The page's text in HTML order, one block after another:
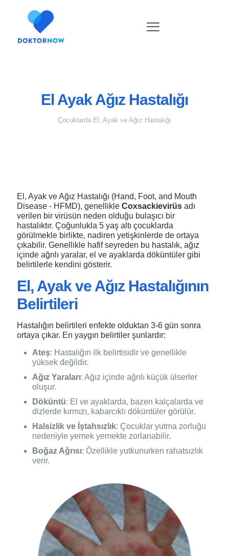
El Ayak Ağız Hastalığı
Çocuklarda El, Ayak ve Ağız Hastalığı
El, Ayak ve Ağız Hastalığı (Hand, Foot, and Mouth
Disease - HFMD), genellikle Coxsackievirüs adı
verilen bir virüsün neden olduğu bulaşıcı bir
hastalıktır. Çoğunlukla 5 yaş altı çocuklarda
görülmekle birlikte, nadiren yetişkinlerde de ortaya
çıkabilir. Genellikle hafif seyreden bu hastalık, ağız
içinde ağrılı yaralar, el ve ayaklarda döküntüler gibi
belirtilerle kendini gösterir.
El, Ayak ve Ağız Hastalığının
Belirtileri
Hastalığın belirtileri enfekte olduktan 3-6 gün sonra
ortaya çıkar. En yaygın belirtiler şunlardır:
Ateş: Hastalığın ilk belirtisidir ve genellikle
yüksek değildir.
Ağız Yaraları: Ağız içinde ağrılı küçük ülserler
oluşur.
Döküntü: El ve ayaklarda, bazen kalçalarda ve
dizlerde kırmızı, kabarcıklı döküntüler görülür.
Halsizlik ve İştahsızlık: Çocuklar yutma zorluğu
nedeniyle yemek yemekte zorlanabilir.
Boğaz Ağrısı: Özellikle yutkunurken rahatsızlık
verir.